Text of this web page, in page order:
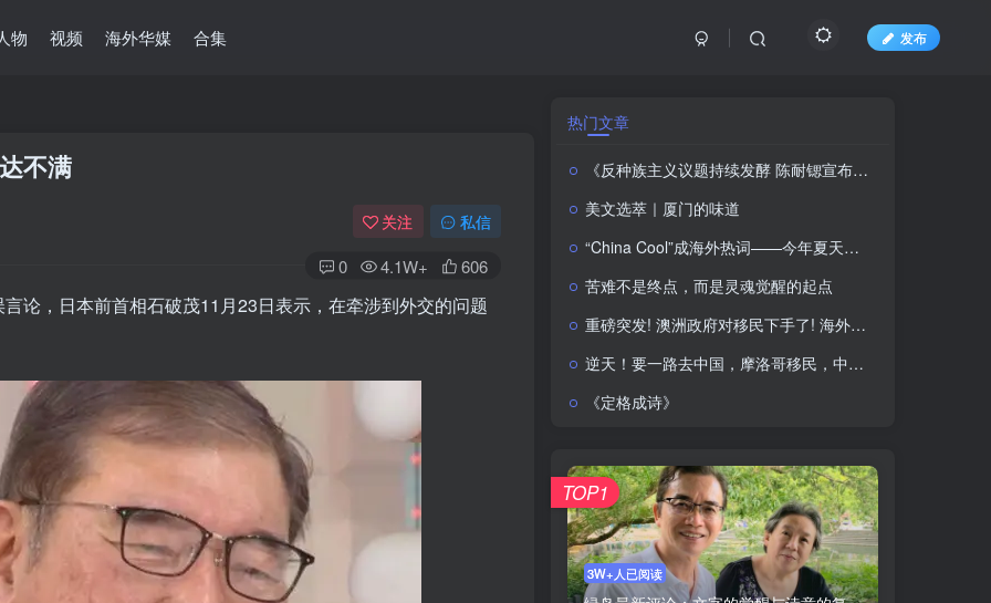
物 视频 海外华媒 合集 发布
不满
关注 私信
0 4.1W+ 606
论，日本前首相石破茂11月23日表示，在牵涉到外交的问题
热门文章
《反种族主义议题持续发酵 陈耐锶宣布举办大型公共会议 前总理Helen Clark将出席》——新西兰大选进入白热化阶段 种族关系与对华政策再成选战焦点
美文选萃｜厦门的味道
“China Cool”成海外热词——今年夏天，去中国纳个凉
苦难不是终点，而是灵魂觉醒的起点
重磅突发! 澳洲政府对移民下手了! 海外申请者被抛弃?! 一年配额只有13万?
逆天！要一路去中国，摩洛哥移民，中国放大招：新规落地根治三非顽疾
《定格成诗》
3W+人已阅读
TOP1